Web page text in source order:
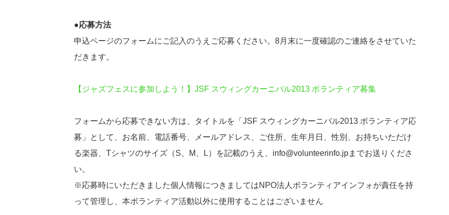
●応募方法
申込ページのフォームにご記入のうえご応募ください。8月末に一度確認のご連絡をさせていた
だきます。
【ジャズフェスに参加しよう！】JSF スウィングカーニバル2013 ボランティア募集
フォームから応募できない方は、タイトルを「JSF スウィングカーニバル2013 ボランティア応
募」として、お名前、電話番号、メールアドレス、ご住所、生年月日、性別、お持ちいただけ
る楽器、Tシャツのサイズ（S、M、L）を記載のうえ、info@volunteerinfo.jpまでお送りくださ
い。
※応募時にいただきました個人情報につきましてはNPO法人ボランティアインフォが責任を持
って管理し、本ボランティア活動以外に使用することはございません